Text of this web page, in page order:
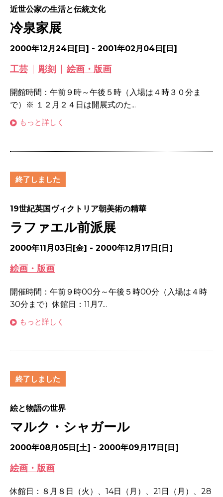
近世公家の生活と伝統文化
冷泉家展
2000年12月24日[日] - 2001年02月04日[日]
工芸 彫刻 絵画・版画
開館時間：午前９時～午後５時（入場は４時３０分ま
で）※ １２月２４日は開展式のた...
もっと詳しく
終了しました
19世紀英国ヴィクトリア朝美術の精華
ラファエル前派展
2000年11月03日[金] - 2000年12月17日[日]
絵画・版画
開催時間：午前９時00分～午後５時00分（入場は４時
30分まで）休館日：11月7...
もっと詳しく
終了しました
絵と物語の世界
マルク・シャガール
2000年08月05日[土] - 2000年09月17日[日]
絵画・版画
休館日：８月８日（火）、14日（月）、21日（月）、28